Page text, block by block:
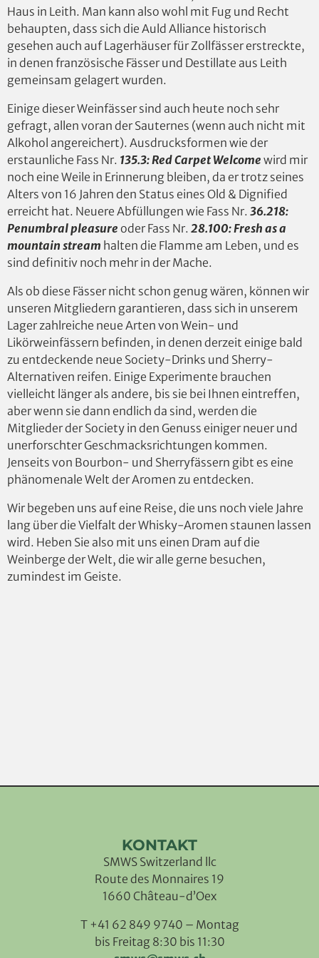
Haus in Leith. Man kann also wohl mit Fug und Recht
behaupten, dass sich die Auld Alliance historisch
gesehen auch auf Lagerhäuser für Zollfässer erstreckte,
in denen französische Fässer und Destillate aus Leith
gemeinsam gelagert wurden.
Einige dieser Weinfässer sind auch heute noch sehr
gefragt, allen voran der Sauternes (wenn auch nicht mit
Alkohol angereichert). Ausdrucksformen wie der
erstaunliche Fass Nr. 135.3: Red Carpet Welcome wird mir
noch eine Weile in Erinnerung bleiben, da er trotz seines
Alters von 16 Jahren den Status eines Old & Dignified
erreicht hat. Neuere Abfüllungen wie Fass Nr. 36.218:
Penumbral pleasure oder Fass Nr. 28.100: Fresh as a
mountain stream halten die Flamme am Leben, und es
sind definitiv noch mehr in der Mache.
Als ob diese Fässer nicht schon genug wären, können wir
unseren Mitgliedern garantieren, dass sich in unserem
Lager zahlreiche neue Arten von Wein- und
Likörweinfässern befinden, in denen derzeit einige bald
zu entdeckende neue Society-Drinks und Sherry-
Alternativen reifen. Einige Experimente brauchen
vielleicht länger als andere, bis sie bei Ihnen eintreffen,
aber wenn sie dann endlich da sind, werden die
Mitglieder der Society in den Genuss einiger neuer und
unerforschter Geschmacksrichtungen kommen.
Jenseits von Bourbon- und Sherryfässern gibt es eine
phänomenale Welt der Aromen zu entdecken.
Wir begeben uns auf eine Reise, die uns noch viele Jahre
lang über die Vielfalt der Whisky-Aromen staunen lassen
wird. Heben Sie also mit uns einen Dram auf die
Weinberge der Welt, die wir alle gerne besuchen,
zumindest im Geiste.
KONTAKT
SMWS Switzerland llc
Route des Monnaires 19
1660 Château-d’Oex
T +41 62 849 9740 – Montag
bis Freitag 8:30 bis 11:30